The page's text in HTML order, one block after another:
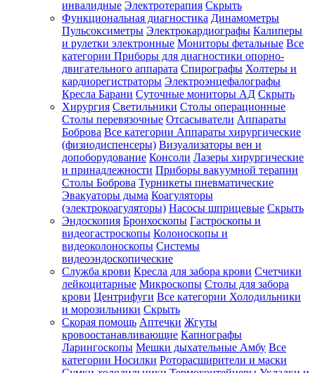
инвалидные Электротерапия Скрыть
Функциональная диагностика Динамометры
Пульсоксиметры Электрокардиографы Калиперы
и рулетки электронные Мониторы фетальные Все
категории Приборы для диагностики опорно-
двигательного аппарата Спирографы Холтеры и
кардиорегистраторы Электроэнцефалографы
Кресла Барани Суточные мониторы АД Скрыть
Хирургия Светильники Столы операционные
Столы перевязочные Отсасыватели Аппараты
Боброва Все категории Аппараты хирургические
(физиодиспенсеры) Визуализаторы вен и
допоборудование Консоли Лазеры хирургические
и принадлежности Приборы вакуумной терапии
Столы Боброва Турникеты пневматические
Эвакуаторы дыма Коагуляторы
(электрокоагуляторы) Насосы шприцевые Скрыть
Эндоскопия Бронхоскопы Гастроскопы и
видеогастроскопы Колоноскопы и
видеоколоноскопы Системы
видеоэндоскопические
Служба крови Кресла для забора крови Счетчики
лейкоцитарные Микроскопы Столы для забора
крови Центрифуги Все категории Холодильники
и морозильники Скрыть
Скорая помощь Аптечки Жгуты
кровоостанавливающие Капнографы
Ларингоскопы Мешки дыхательные Амбу Все
категории Носилки Роторасширители и маски